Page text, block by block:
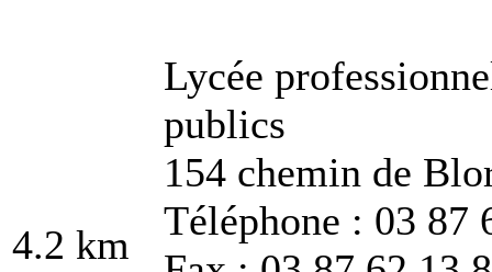
4.2 km
Lycée
publics
154 chemin de
Téléphone : 03 87